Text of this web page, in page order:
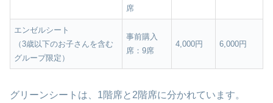
席
エンゼルシート
（3歳以下のお子さんを含む
グループ限定）
事前購入
席：9席
4,000円 6,000円
グリーンシートは、1階席と2階席に分かれています。